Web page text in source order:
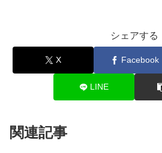
シェアする
X Facebook
LINE
関連記事